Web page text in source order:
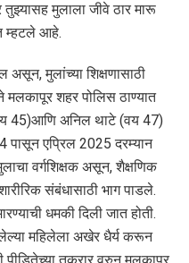
मुलाला जीवे ठार मारू
म्हटले आहे.
असून, मुलांच्या शिक्षणासाठी
मलकापूर शहर पोलिस ठाण्यात
45)‎आणि अनिल थाटे (वय 47)
पासून‎ एप्रिल 2025 दरम्यान
वर्गशिक्षक ‎असून, शैक्षणिक
संबंधासाठी भाग‎ पाडले.‎
धमकी दिली जात होती.‎
महिलेला अखेर धैर्य करून‎